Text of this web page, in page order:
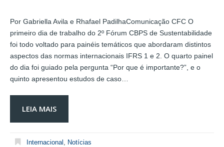
Por Gabriella Avila e Rhafael PadilhaComunicação CFC O
primeiro dia de trabalho do 2º Fórum CBPS de Sustentabilidade
foi todo voltado para painéis temáticos que abordaram distintos
aspectos das normas internacionais IFRS 1 e 2. O quarto painel
do dia foi guiado pela pergunta “Por que é importante?”, e o
quinto apresentou estudos de caso…
LEIA MAIS
Internacional , Notícias